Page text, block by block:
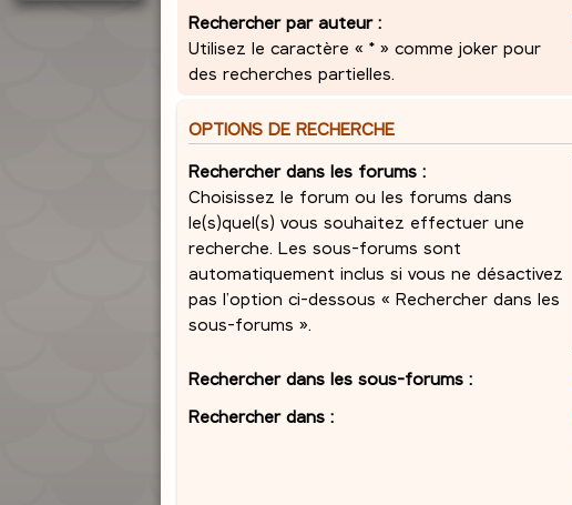
Rechercher par auteur :
Utilisez le caractère « * » comme joker pour
des recherches partielles.
OPTIONS DE RECHERCHE
Rechercher dans les forums :
Choisissez le forum ou les forums dans
le(s)quel(s) vous souhaitez effectuer une
recherche. Les sous-forums sont
automatiquement inclus si vous ne désactivez
pas l’option ci-dessous « Rechercher dans les
sous-forums ».
Rechercher dans les sous-forums :
Rechercher dans :